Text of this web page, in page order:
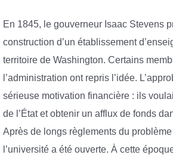
En 1845, le gouverneur Isaac Stevens
construction d’un établissement
territoire de Washington. Certains
l’administration ont repris l’idée.
sérieuse motivation financière : ils
de l’État et obtenir un afflux de fonds
Après de longs règlements du
l’université a été ouverte. À cette